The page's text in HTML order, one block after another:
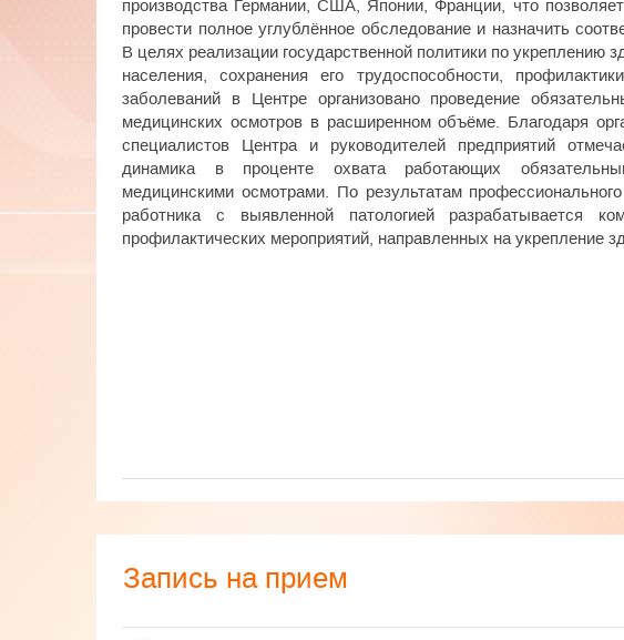
производства Германии, США, Японии, Франции, что
провести полное углублённое обследование и назначить
В целях реализации государственной политики по укреплению
населения, сохранения его трудоспособности,
заболеваний в Центре организовано проведение
медицинских осмотров в расширенном объёме. Благодаря
специалистов Центра и руководителей предприятий
динамика в проценте охвата работающих
медицинскими осмотрами. По результатам
работника с выявленной патологией разрабатывается
профилактических мероприятий, направленных на укрепление
Запись на прием